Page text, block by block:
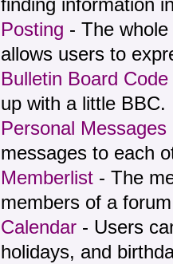
finding information
Posting - The
allows users to
Bulletin Board
up with a little BBC.
Personal Messages
messages to each
Memberlist - The
members of a
Calendar - Users
holidays, and